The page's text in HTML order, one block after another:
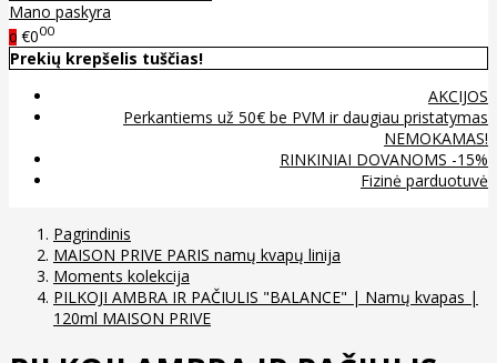
Mano paskyra
0 €000
Prekių krepšelis tuščias!
AKCIJOS
Perkantiems už 50€ be PVM ir daugiau pristatymas
NEMOKAMAS!
RINKINIAI DOVANOMS -15%
Fizinė parduotuvė
Pagrindinis
MAISON PRIVE PARIS namų kvapų linija
Moments kolekcija
PILKOJI AMBRA IR PAČIULIS "BALANCE" | Namų kvapas |
120ml MAISON PRIVE